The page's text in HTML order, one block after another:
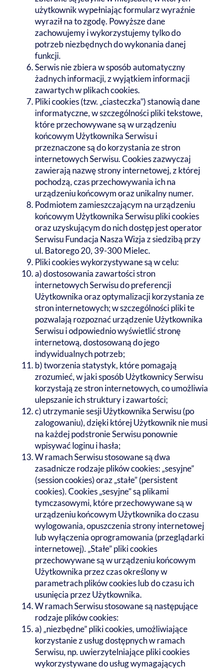
użytkownik wypełniając formularz wyraźnie
wyraził na to zgodę. Powyższe dane
zachowujemy i wykorzystujemy tylko do
potrzeb niezbędnych do wykonania danej
funkcji.
Serwis nie zbiera w sposób automatyczny
żadnych informacji, z wyjątkiem informacji
zawartych w plikach cookies.
Pliki cookies (tzw. „ciasteczka”) stanowią dane
informatyczne, w szczególności pliki tekstowe,
które przechowywane są w urządzeniu
końcowym Użytkownika Serwisu i
przeznaczone są do korzystania ze stron
internetowych Serwisu. Cookies zazwyczaj
zawierają nazwę strony internetowej, z której
pochodzą, czas przechowywania ich na
urządzeniu końcowym oraz unikalny numer.
Podmiotem zamieszczającym na urządzeniu
końcowym Użytkownika Serwisu pliki cookies
oraz uzyskującym do nich dostęp jest operator
Serwisu Fundacja Nasza Wizja z siedzibą przy
ul. Batorego 20, 39-300 Mielec.
Pliki cookies wykorzystywane są w celu:
a) dostosowania zawartości stron
internetowych Serwisu do preferencji
Użytkownika oraz optymalizacji korzystania ze
stron internetowych; w szczególności pliki te
pozwalają rozpoznać urządzenie Użytkownika
Serwisu i odpowiednio wyświetlić stronę
internetową, dostosowaną do jego
indywidualnych potrzeb;
b) tworzenia statystyk, które pomagają
zrozumieć, w jaki sposób Użytkownicy Serwisu
korzystają ze stron internetowych, co umożliwia
ulepszanie ich struktury i zawartości;
c) utrzymanie sesji Użytkownika Serwisu (po
zalogowaniu), dzięki której Użytkownik nie musi
na każdej podstronie Serwisu ponownie
wpisywać loginu i hasła;
W ramach Serwisu stosowane są dwa
zasadnicze rodzaje plików cookies: „sesyjne”
(session cookies) oraz „stałe” (persistent
cookies). Cookies „sesyjne” są plikami
tymczasowymi, które przechowywane są w
urządzeniu końcowym Użytkownika do czasu
wylogowania, opuszczenia strony internetowej
lub wyłączenia oprogramowania (przeglądarki
internetowej). „Stałe” pliki cookies
przechowywane są w urządzeniu końcowym
Użytkownika przez czas określony w
parametrach plików cookies lub do czasu ich
usunięcia przez Użytkownika.
W ramach Serwisu stosowane są następujące
rodzaje plików cookies:
a) „niezbędne” pliki cookies, umożliwiające
korzystanie z usług dostępnych w ramach
Serwisu, np. uwierzytelniające pliki cookies
wykorzystywane do usług wymagających